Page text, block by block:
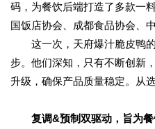
码，为餐饮后端打造了多款一
国饭店协会、成都食品协会、
这一次，天府爆汁脆皮鸭
步。他们深知，只有不断创新
升级，确保产品质量稳定。从
复调&预制双驱动，旨为